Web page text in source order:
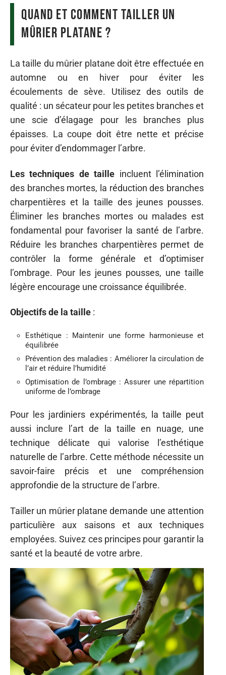
Quand et comment tailler un
mûrier platane ?
La taille du mûrier platane doit être effectuée en
automne ou en hiver pour éviter les
écoulements de sève. Utilisez des outils de
qualité : un sécateur pour les petites branches et
une scie d’élagage pour les branches plus
épaisses. La coupe doit être nette et précise
pour éviter d’endommager l’arbre.
Les techniques de taille incluent l’élimination
des branches mortes, la réduction des branches
charpentières et la taille des jeunes pousses.
Éliminer les branches mortes ou malades est
fondamental pour favoriser la santé de l’arbre.
Réduire les branches charpentières permet de
contrôler la forme générale et d’optimiser
l’ombrage. Pour les jeunes pousses, une taille
légère encourage une croissance équilibrée.
Objectifs de la taille :
Esthétique : Maintenir une forme harmonieuse et
équilibrée
Prévention des maladies : Améliorer la circulation de
l’air et réduire l’humidité
Optimisation de l’ombrage : Assurer une répartition
uniforme de l’ombrage
Pour les jardiniers expérimentés, la taille peut
aussi inclure l’art de la taille en nuage, une
technique délicate qui valorise l’esthétique
naturelle de l’arbre. Cette méthode nécessite un
savoir-faire précis et une compréhension
approfondie de la structure de l’arbre.
Tailler un mûrier platane demande une attention
particulière aux saisons et aux techniques
employées. Suivez ces principes pour garantir la
santé et la beauté de votre arbre.